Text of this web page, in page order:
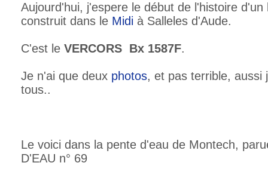
Aujourd'hui, j'espere le début de l'histoire
construit dans le Midi à Salleles d'Aude.
C'est le VERCORS Bx 1587F.
Je n'ai que deux photos, et pas terrible, aussi
tous..
Le voici dans la pente d'eau de Montech,
D'EAU n° 69